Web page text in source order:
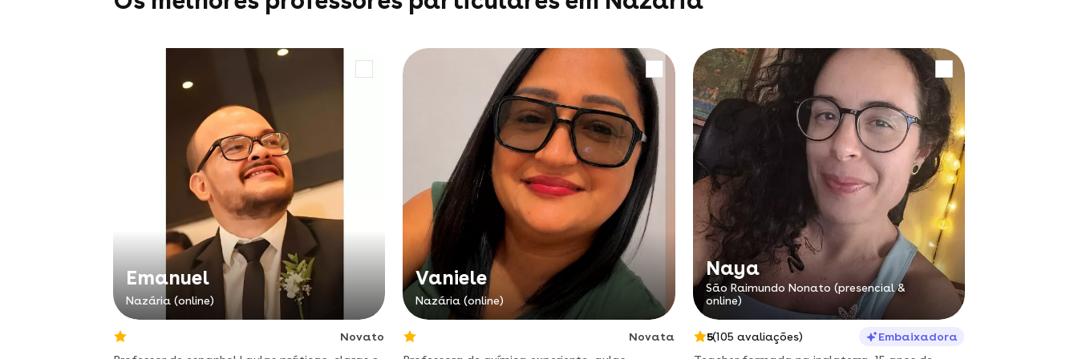
Emanuel
Nazária (online)
Novato
Vaniele
Nazária (online)
Novata
Naya
São Raimundo Nonato (presencial &
online)
5(105 avaliações)
Embaixadora